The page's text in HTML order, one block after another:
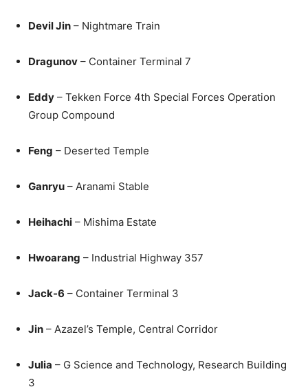
Devil Jin – Nightmare Train
Dragunov – Container Terminal 7
Eddy – Tekken Force 4th Special Forces Operation
Group Compound
Feng – Deserted Temple
Ganryu – Aranami Stable
Heihachi – Mishima Estate
Hwoarang – Industrial Highway 357
Jack-6 – Container Terminal 3
Jin – Azazel’s Temple, Central Corridor
Julia – G Science and Technology, Research Building
3